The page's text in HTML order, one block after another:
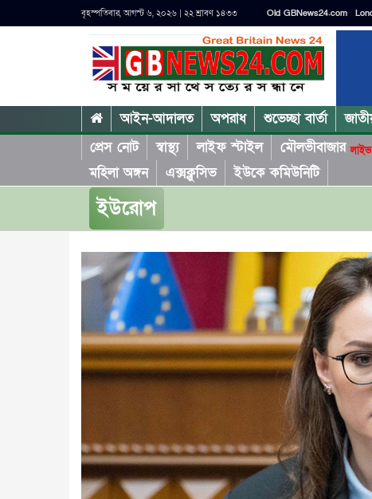
বৃহস্পতিবার, আগস্ট ৬, ২০২৬ | ২২ শ্রাবণ ১৪৩৩ Old GBNews24.com
আইন-আদালত অপরাধ শুভেচ্ছা বার্তা
প্রেস নোট
স্বাস্থ্য লাইফ স্টাইল মৌলভীবাজারলাইভ
মহিলা অঙ্গন
এক্সক্লুসিভ ইউকে কমিউনিটি
ইউরোপ